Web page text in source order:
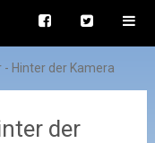
Hinter der Kamera
der